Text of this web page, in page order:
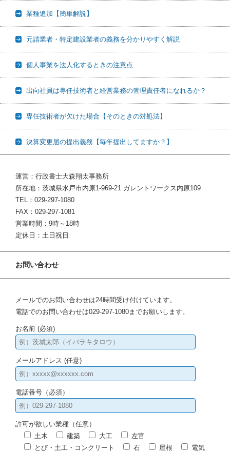
業種追加【簡単解説】
元請業者・特定建設業者の義務を分かりやすく解説
個人事業を法人化するときの注意点
出向社員は専任技術者と経営業務の管理責任者になれるか？
専任技術者が欠けた場合【そのときの対処法】
決算変更届の提出義務【毎年提出してますか？】
運営：行政書士大森翔太事務所
所在地：茨城県水戸市内原1-969-21 ガレントワークス内原109
TEL：029-297-1080
FAX：029-297-1081
営業時間：9時～18時
定休日：土日祝日
お問い合わせ
メールでのお問い合わせは24時間受け付けています。
電話でのお問い合わせは029-297-1080までお願いします。
お名前 (必須)
メールアドレス (任意)
電話番号（必須）
許可が欲しい業種（任意）
土木
建築 大工
左官
とび・土工・コンクリート
石 屋根
電気